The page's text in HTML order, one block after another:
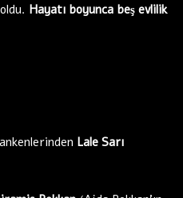
Hayatı boyunca beş evlilik
Lale Sarı